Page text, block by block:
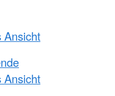
Ansicht
Ansicht